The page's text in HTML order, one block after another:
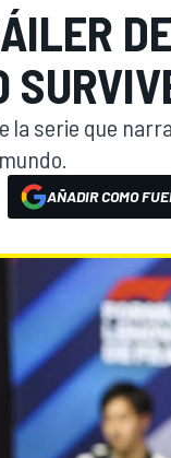
serie que
AÑADIR COMO